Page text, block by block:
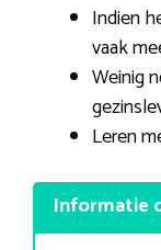
Indien
vaak
Weinig
Leren
Informatie